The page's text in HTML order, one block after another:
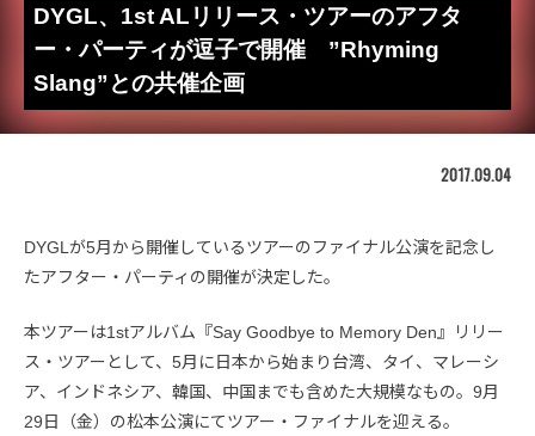
DYGL、1st ALリリース・ツアーのアフタ
ー・パーティが逗子で開催 ”Rhyming
Slang”との共催企画
2017.09.04
DYGLが5月から開催しているツアーのファイナル公演を記念し
たアフター・パーティの開催が決定した。
本ツアーは1stアルバム『Say Goodbye to Memory Den』リリー
ス・ツアーとして、5月に日本から始まり台湾、タイ、マレーシ
ア、インドネシア、韓国、中国までも含めた大規模なもの。9月
29日（金）の松本公演にてツアー・ファイナルを迎える。